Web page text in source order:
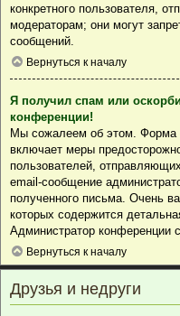
конкретного пользователя,
модераторам; они могут
сообщений.
Вернуться к началу
Я получил спам или
конференции!
Мы сожалеем об этом. Форма
включает меры
пользователей,
email-сообщение
полученного письма. Очень
которых содержится
Администратор конференции
Вернуться к началу
Друзья и недруги